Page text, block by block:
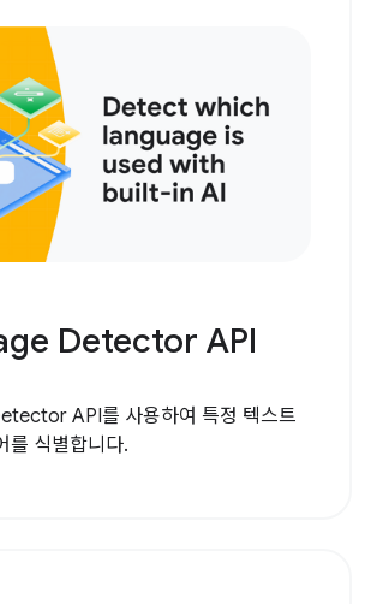
Detector API
API를 사용하여 특정 텍스트
를 식별합니다.